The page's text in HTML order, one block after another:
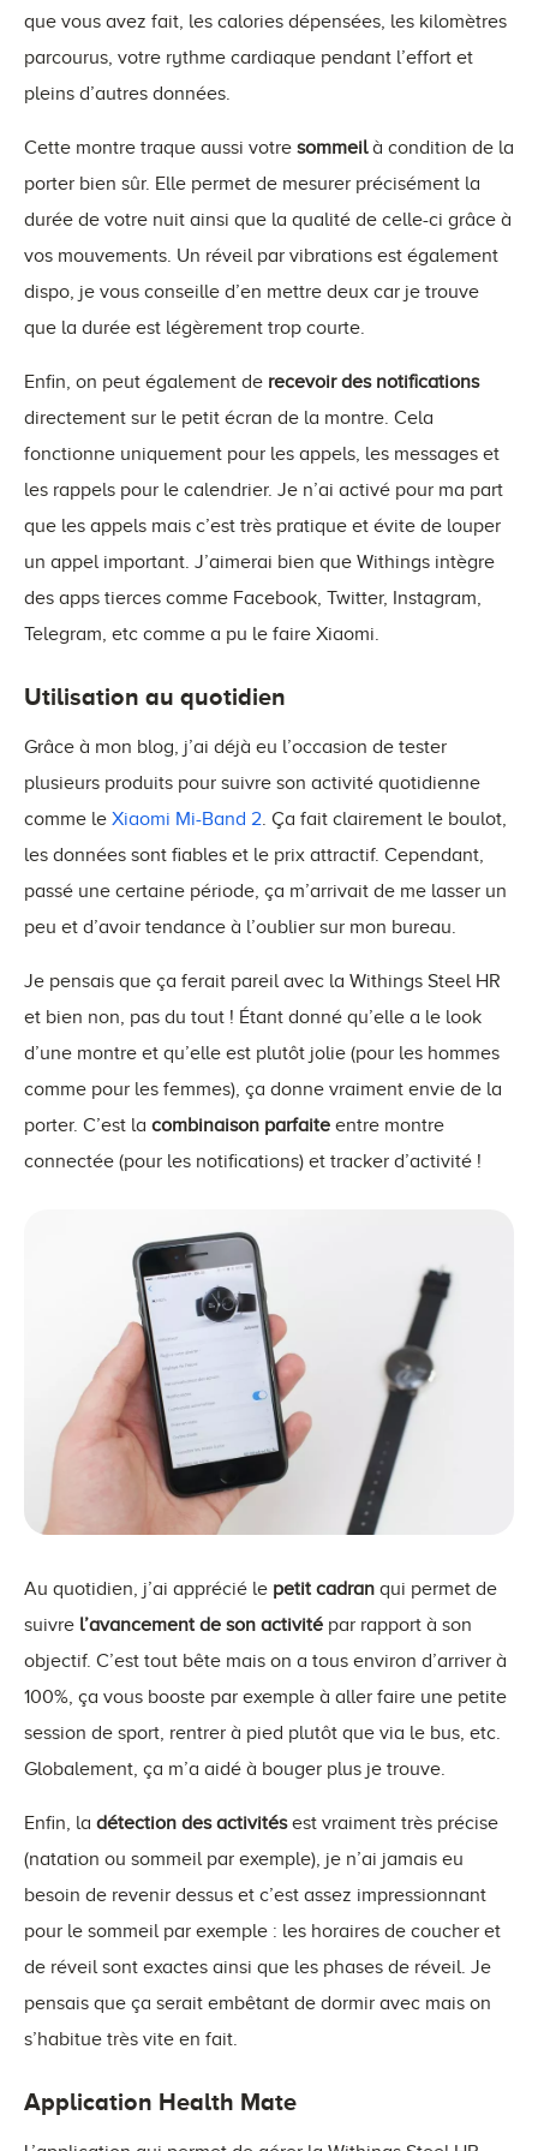
que vous avez fait, les calories dépensées, les kilomètres
parcourus, votre rythme cardiaque pendant l’effort et
pleins d’autres données.
Cette montre traque aussi votre sommeilà condition de la
porter bien sûr. Elle permet de mesurer précisément la
durée de votre nuit ainsi que la qualité de celle-ci grâce à
vos mouvements. Un réveil par vibrations est également
dispo, je vous conseille d’en mettre deux car je trouve
que la durée est légèrement trop courte.
Enfin, on peut également de recevoir des notifications
directement sur le petit écran de la montre. Cela
fonctionne uniquement pour les appels, les messages et
les rappels pour le calendrier. Je n’ai activé pour ma part
que les appels mais c’est très pratique et évite de louper
un appel important. J’aimerai bien que Withings intègre
des apps tierces comme Facebook, Twitter, Instagram,
Telegram, etc comme a pu le faire Xiaomi.
Utilisation au quotidien
Grâce à mon blog, j’ai déjà eu l’occasion de tester
plusieurs produits pour suivre son activité quotidienne
comme le Xiaomi Mi-Band 2 . Ça fait clairement le boulot,
les données sont fiables et le prix attractif. Cependant,
passé une certaine période, ça m’arrivait de me lasser un
peu et d’avoir tendance à l’oublier sur mon bureau.
Je pensais que ça ferait pareil avec la Withings Steel HR
et bien non, pas du tout ! Étant donné qu’elle a le look
d’une montre et qu’elle est plutôt jolie (pour les hommes
comme pour les femmes), ça donne vraiment envie de la
porter. C’est la combinaison parfaite entre montre
connectée (pour les notifications) et tracker d’activité !
Au quotidien, j’ai apprécié le petit cadran qui permet de
suivre l’avancement de son activité par rapport à son
objectif. C’est tout bête mais on a tous environ d’arriver à
100%, ça vous booste par exemple à aller faire une petite
session de sport, rentrer à pied plutôt que via le bus, etc.
Globalement, ça m’a aidé à bouger plus je trouve.
Enfin, la détection des activitésest vraiment très précise
(natation ou sommeil par exemple), je n’ai jamais eu
besoin de revenir dessus et c’est assez impressionnant
pour le sommeil par exemple : les horaires de coucher et
de réveil sont exactes ainsi que les phases de réveil. Je
pensais que ça serait embêtant de dormir avec mais on
s’habitue très vite en fait.
Application Health Mate